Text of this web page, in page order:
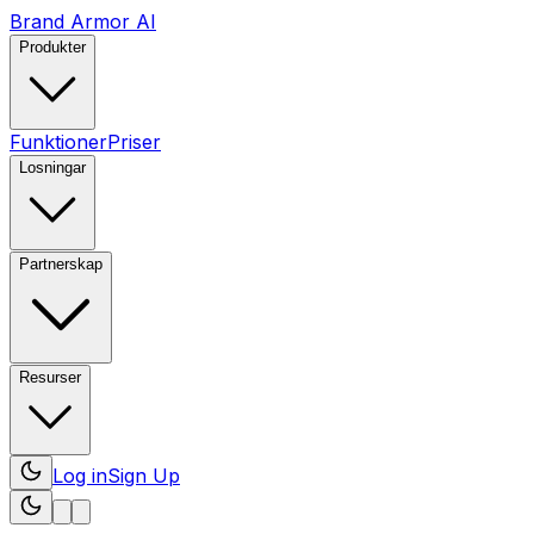
Brand Armor AI
Produkter
FunktionerPriser
Losningar
Partnerskap
Resurser
Log inSign Up